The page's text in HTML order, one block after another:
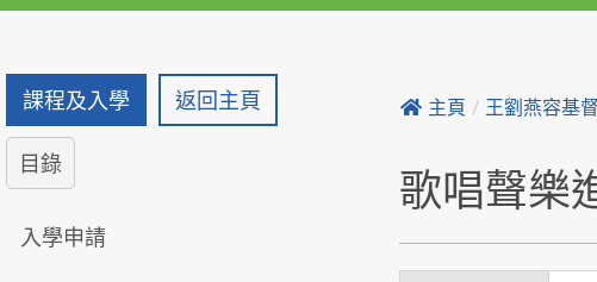
課程及入學 返回主頁
目錄
入學申請
主頁 / 王劉燕容基
歌唱聲樂